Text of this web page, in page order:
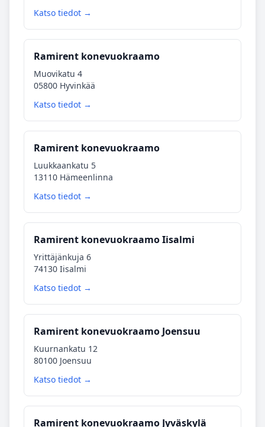
Katso tiedot →
Ramirent konevuokraamo
Muovikatu 4
05800 Hyvinkää
Katso tiedot →
Ramirent konevuokraamo
Luukkaankatu 5
13110 Hämeenlinna
Katso tiedot →
Ramirent konevuokraamo Iisalmi
Yrittäjänkuja 6
74130 Iisalmi
Katso tiedot →
Ramirent konevuokraamo Joensuu
Kuurnankatu 12
80100 Joensuu
Katso tiedot →
Ramirent konevuokraamo Jyväskylä